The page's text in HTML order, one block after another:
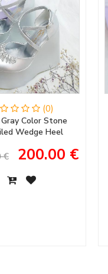
(0)
Gray Color Stone
Wedge Heel
Evening Dress
€ 200.00 €